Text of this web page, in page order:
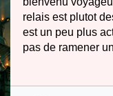
relais est plutot
est un peu plus
pas de ramener